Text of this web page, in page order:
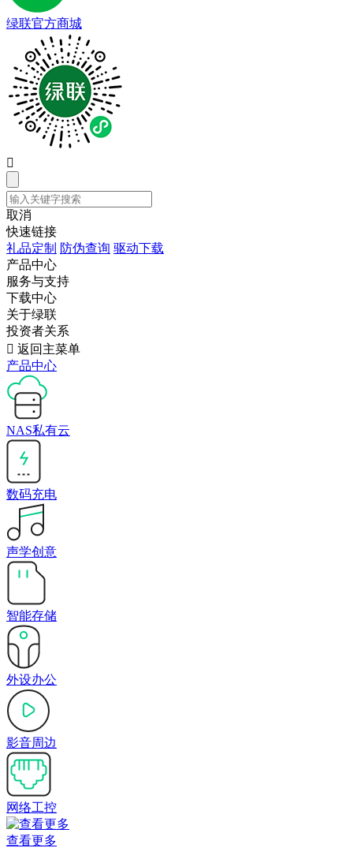
绿联官方商城

取消
快速链接
礼品定制 防伪查询 驱动下载
产品中心
服务与支持
下载中心
关于绿联
投资者关系
 返回主菜单
产品中心
NAS私有云
数码充电
声学创意
智能存储
外设办公
影音周边
网络工控
查看更多